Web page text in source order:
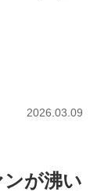
2026.03.09
が沸い